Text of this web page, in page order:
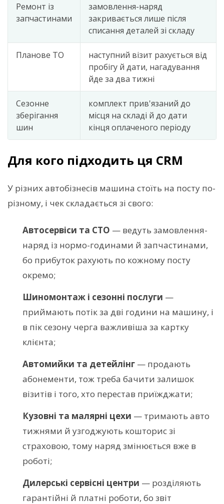
Ремонт із
запчастинами
замовлення-наряд
закривається лише після
списання деталей зі складу
Планове ТО
наступний візит рахується від
пробігу й дати, нагадування
йде за два тижні
Сезонне
зберігання
шин
комплект прив'язаний до
місця на складі й до дати
кінця оплаченого періоду
Для кого підходить ця CRM
У різних автобізнесів машина стоїть на посту по-
різному, і чек складається зі свого:
Автосервіси та СТО — ведуть замовлення-
наряд із нормо-годинами й запчастинами,
бо прибуток рахують по кожному посту
окремо;
Шиномонтаж і сезонні послуги —
приймають потік за дві години на машину, і
в пік сезону черга важливіша за картку
клієнта;
Автомийки та детейлінг — продають
абонементи, тож треба бачити залишок
візитів і того, хто перестав приїжджати;
Кузовні та малярні цехи — тримають авто
тижнями й узгоджують кошторис зі
страховою, тому наряд змінюється вже в
роботі;
Дилерські сервісні центри — розділяють
гарантійні й платні роботи, бо звіт